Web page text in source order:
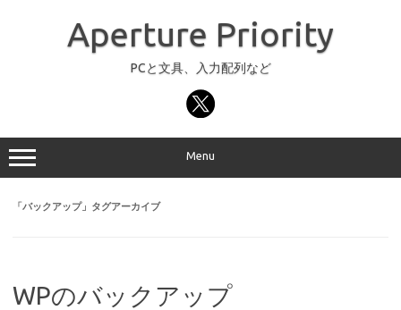
Aperture Priority
PCと文具、入力配列など
Menu
「バックアップ」タグアーカイブ
WPのバックアップ